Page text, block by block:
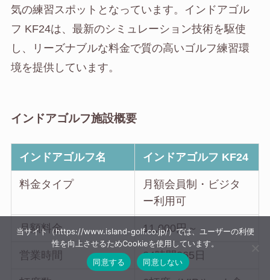
気の練習スポットとなっています。インドアゴル
フ KF24は、最新のシミュレーション技術を駆使
し、リーズナブルな料金で質の高いゴルフ練習環
境を提供しています。
インドアゴルフ施設概要
インドアゴルフ名 インドアゴルフ KF24
料金タイプ
月額会員制・ビジタ
ー利用可
月額料金 11,000円～
営業時間 24時間365日
当サイト（https://www.island-golf.co.jp/）では、ユーザーの利便
性を向上させるためCookieを使用しています。
同意する
同意しない